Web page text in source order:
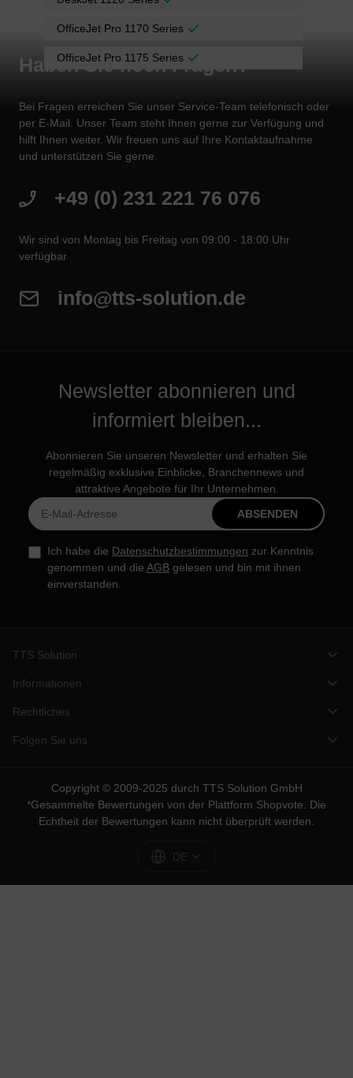
OfficeJet Pro 1170 Series
OfficeJet Pro 1175 Series
Haben Sie noch Fragen?
Bei Fragen erreichen Sie unser Service-Team telefonisch oder
per E-Mail. Unser Team steht Ihnen gerne zur Verfügung und
hilft Ihnen weiter. Wir freuen uns auf Ihre Kontaktaufnahme
und unterstützen Sie gerne.
+49 (0) 231 221 76 076
Wir sind von Montag bis Freitag von 09:00 - 18:00 Uhr
verfügbar
info@tts-solution.de
Newsletter abonnieren und
informiert bleiben...
Abonnieren Sie unseren Newsletter und erhalten Sie
regelmäßig exklusive Einblicke, Branchennews und
attraktive Angebote für Ihr Unternehmen.
ABSENDEN
Ich habe die Datenschutzbestimmungen zur Kenntnis
genommen und die AGB gelesen und bin mit ihnen
einverstanden.
TTS Solution
Informationen
Rechtliches
Folgen Sie uns
Copyright © 2009-2025 durch TTS Solution GmbH
*Gesammelte Bewertungen von der Plattform Shopvote. Die
Echtheit der Bewertungen kann nicht überprüft werden.
DE